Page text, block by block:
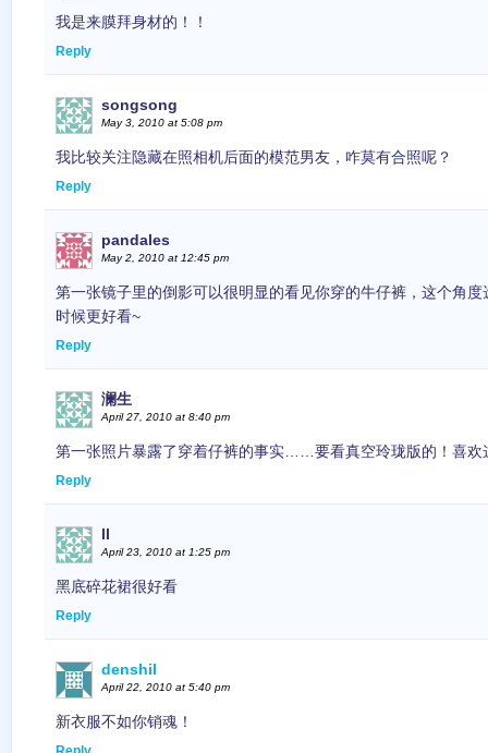
我是来膜拜身材的！！
Reply
songsong
May 3, 2010 at 5:08 pm
我比较关注隐藏在照相机后面的模范男友，咋莫有合照呢？
Reply
pandales
May 2, 2010 at 12:45 pm
第一张镜子里的倒影可以很明显的看见你穿的牛仔裤，这个角
时候更好看~
Reply
澜生
April 27, 2010 at 8:40 pm
第一张照片暴露了穿着仔裤的事实……要看真空玲珑版的！喜欢
Reply
ll
April 23, 2010 at 1:25 pm
黑底碎花裙很好看
Reply
denshil
April 22, 2010 at 5:40 pm
新衣服不如你销魂！